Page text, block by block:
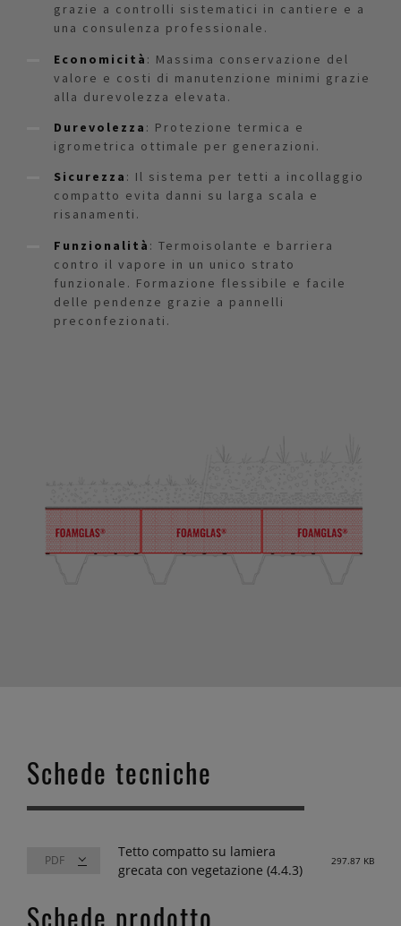
grazie a controlli sistematici in cantiere e a
una consulenza professionale.
Economicità : Massima conservazione del
valore e costi di manutenzione minimi grazie
alla durevolezza elevata.
Durevolezza : Protezione termica e
igrometrica ottimale per generazioni.
Sicurezza : Il sistema per tetti a incollaggio
compatto evita danni su larga scala e
risanamenti.
Funzionalità : Termoisolante e barriera
contro il vapore in un unico strato
funzionale. Formazione flessibile e facile
delle pendenze grazie a pannelli
preconfezionati.
Schede tecniche
Tetto compatto su lamiera
grecata con vegetazione (4.4.3)
297.87 KB
Schede prodotto